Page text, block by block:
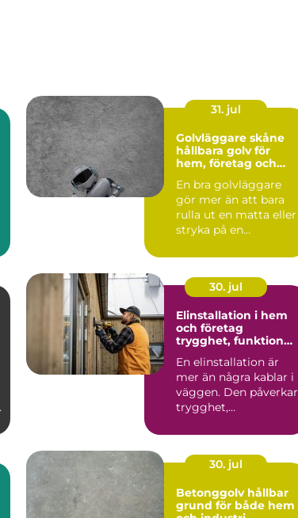
31. jul
Golvläggare skåne
hållbara golv för
hem, företag och
En bra golvläggare
gör mer än att bara
rulla ut en matta eller
stryka på en
genomtän...
30. jul
Elinstallation i hem
och företag
trygghet, funktion
teknik
En elinstallation är
mer än några kablar i
väggen. Den påverkar
trygghet,
energiförb...
30. jul
Betonggolv hållbar
grund för både hem